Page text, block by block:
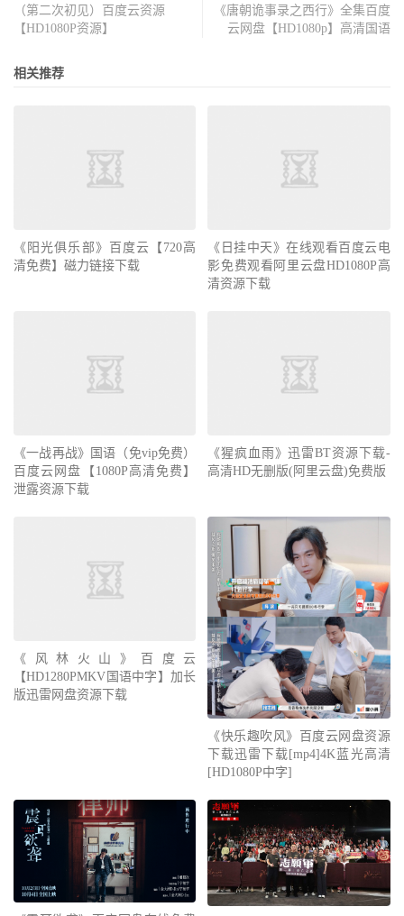
（第二次初见）百度云资源
【HD1080P资源】
《唐朝诡事录之西行》全集百度
云网盘【HD1080p】高清国语
相关推荐
《阳光俱乐部》百度云【720高
清免费】磁力链接下载
《日挂中天》在线观看百度云电
影免费观看阿里云盘HD1080P高
清资源下载
《一战再战》国语（免vip免费）
百度云网盘【1080P高清免费】
泄露资源下载
《猩疯血雨》迅雷BT资源下载-
高清HD无删版(阿里云盘)免费版
《风林火山》百度云
【HD1280PMKV国语中字】加长
版迅雷网盘资源下载
《快乐趣吹风》百度云网盘资源
下载迅雷下载[mp4]4K蓝光高清
[HD1080P中字]